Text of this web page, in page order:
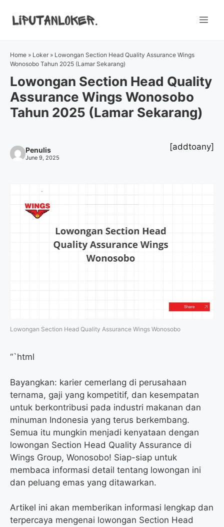
Home » Loker » Lowongan Section Head Quality Assurance Wings
Wonosobo Tahun 2025 (Lamar Sekarang)
Lowongan Section Head Quality
Assurance Wings Wonosobo
Tahun 2025 (Lamar Sekarang)
Penulis
June 9, 2025
[addtoany]
Lowongan Section Head Quality Assurance Wings Wonosobo
“`html
Bayangkan: karier cemerlang di perusahaan
ternama, gaji yang kompetitif, dan kesempatan
untuk berkontribusi pada industri makanan dan
minuman Indonesia yang terus berkembang.
Semua itu mungkin menjadi kenyataan dengan
lowongan Section Head Quality Assurance di
Wings Group, Wonosobo! Siap-siap untuk
membaca informasi detail tentang lowongan ini
dan peluang emas yang ditawarkan.
Artikel ini akan memberikan informasi lengkap dan
terpercaya mengenai lowongan Section Head